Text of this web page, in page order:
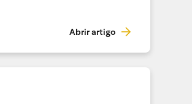
Abrir artigo